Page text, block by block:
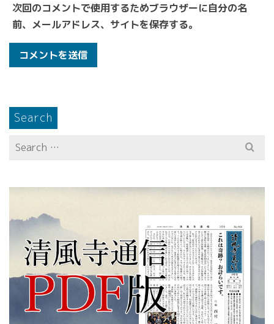
次回のコメントで使用するためブラウザーに自分の名
前、メールアドレス、サイトを保存する。
Search
Search
for: